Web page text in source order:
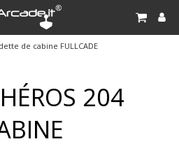
de cabine FULLCADE
204